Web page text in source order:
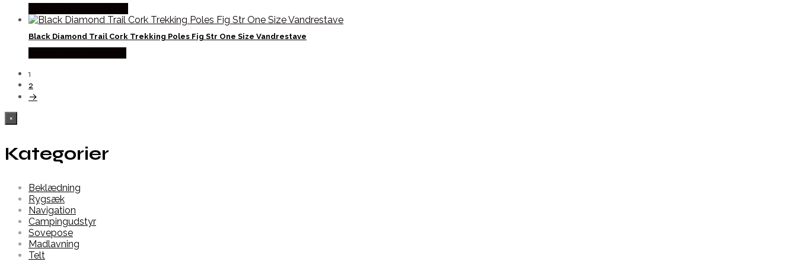
Black Diamond Trail Cork Trekking Poles Fig Str One Size Vandrestave
1
2
→
×
Kategorier
Beklædning
Rygsæk
Navigation
Campingudstyr
Sovepose
Madlavning
Telt